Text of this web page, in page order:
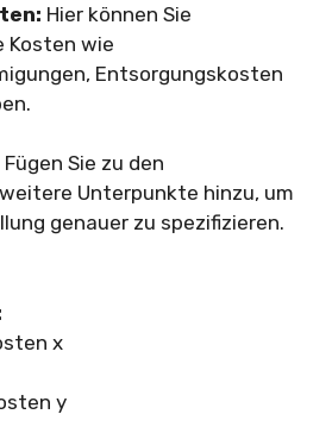
Hier können Sie
Kosten wie
Entsorgungskosten
Fügen Sie zu den
Unterpunkte hinzu, um
genauer zu spezifizieren.
x
y